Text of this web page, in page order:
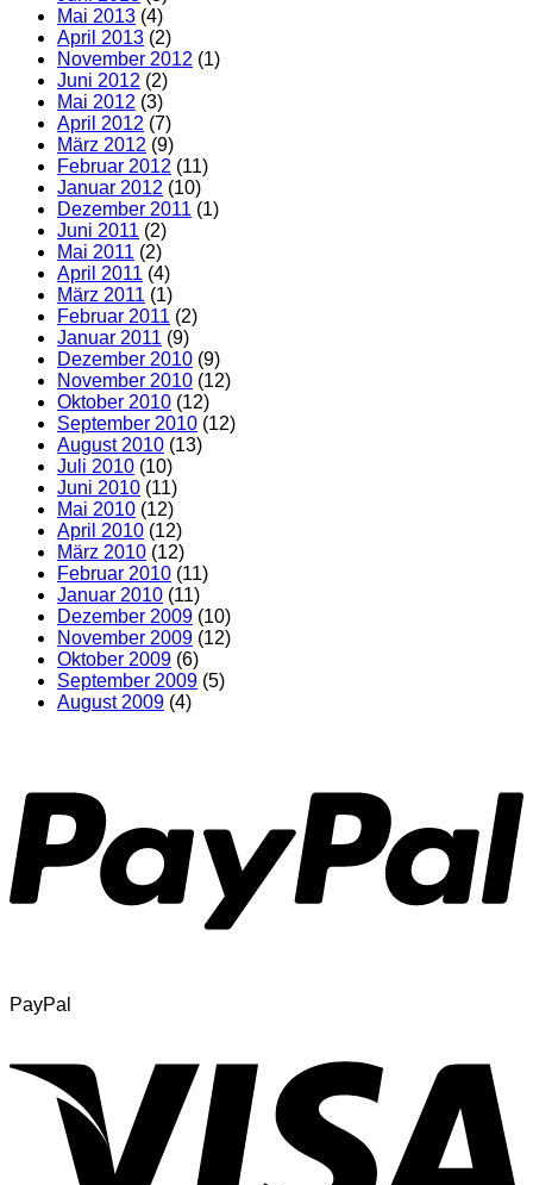
Mai 2013 (4)
April 2013 (2)
November 2012 (1)
Juni 2012 (2)
Mai 2012 (3)
April 2012 (7)
März 2012 (9)
Februar 2012 (11)
Januar 2012 (10)
Dezember 2011 (1)
Juni 2011 (2)
Mai 2011 (2)
April 2011 (4)
März 2011 (1)
Februar 2011 (2)
Januar 2011 (9)
Dezember 2010 (9)
November 2010 (12)
Oktober 2010 (12)
September 2010 (12)
August 2010 (13)
Juli 2010 (10)
Juni 2010 (11)
Mai 2010 (12)
April 2010 (12)
März 2010 (12)
Februar 2010 (11)
Januar 2010 (11)
Dezember 2009 (10)
November 2009 (12)
Oktober 2009 (6)
September 2009 (5)
August 2009 (4)
PayPal